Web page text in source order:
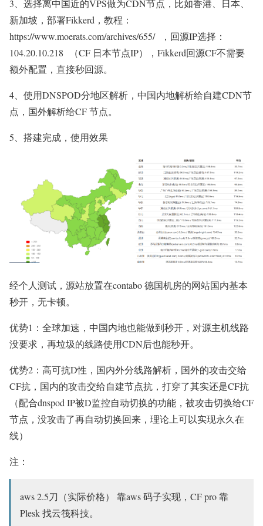
3、选择离中国近的VPS做为CDN节点，比如香港、日本、
新加坡，部署Fikkerd，教程：
https://www.moerats.com/archives/655/ ，回源IP选择：
104.20.10.218 （CF 日本节点IP），Fikkerd回源CF不需要
额外配置，直接秒回源。
4、使用DNSPOD分地区解析，中国内地解析给自建CDN节
点，国外解析给CF 节点。
5、搭建完成，使用效果
经个人测试，源站放置在contabo 德国机房的网站国内基本
秒开，无卡顿。
优势1：全球加速，中国内地也能做到秒开，对源主机线路
没要求，再垃圾的线路使用CDN后也能秒开。
优势2：高可抗D性，国内外分线路解析，国外的攻击交给
CF抗，国内的攻击交给自建节点抗，打穿了其实还是CF抗
（配合dnspod IP被D监控自动切换的功能，被攻击切换给CF
节点，没攻击了再自动切换回来，理论上可以实现永久在
线）
注：
aws 2.5刀（实际价格） 靠aws 码子实现，CF pro 靠
Plesk 找云筏科技。